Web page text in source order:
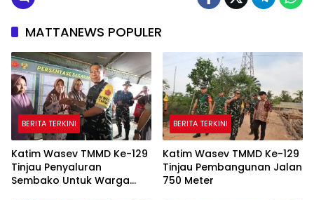
MATTANEWS POPULER
BERITA TERKINI
Katim Wasev TMMD Ke-129
Tinjau Penyaluran
Sembako Untuk Warga
BERITA TERKINI
Katim Wasev TMMD Ke-129
Tinjau Pembangunan Jalan
750 Meter